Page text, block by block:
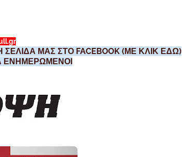
ΜΑΣ ΣΤΟ FACEBOOK (ΜΕ ΚΛΙΚ ΕΔΩ)
ΕΝΗΜΕΡΩΜΕΝΟΙ